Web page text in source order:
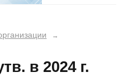
→
в 2024 г.